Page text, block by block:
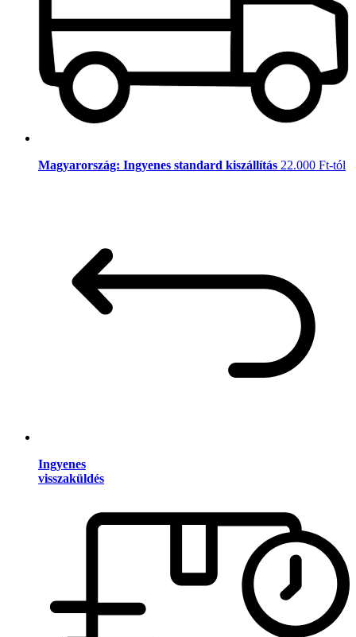
Magyarország: Ingyenes standard kiszállítás 22.000 Ft-tól
Ingyenes
visszaküldés